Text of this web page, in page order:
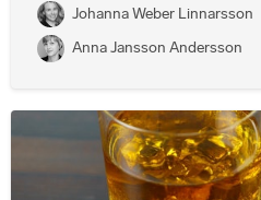
Johanna Weber Linnarsson
Anna Jansson Andersson